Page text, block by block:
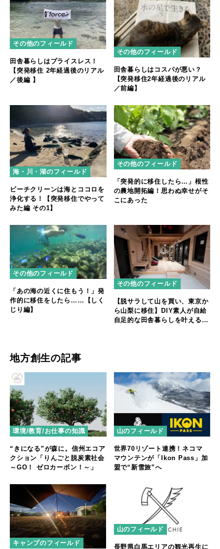
その他のフィールド
田舎暮らしはプライスレス！
【突発移住 2年経過後のリアル
／後編 】
その他のフィールド
田舎暮らしはコスパが悪い？
【突発移住2年経過後のリアル
／前編】
海・川・湖のフィールド
ビーチクリーンは海とココロを
浄化する！【突発移住でやって
みた編 その1】
その他のフィールド
「突発的に移住したら…」根性
の農地開拓編！思わぬ幸せがそ
こにあった
その他のフィールド
「あの海の近くに住もう！」発
作的に移住をしたら……【しく
じり編】
その他のフィールド
【脱サラして山を買い、東京か
ら山梨に移住】DIY素人が自給
自足的な田舎暮らしを叶えるま
地方創生の記事
環境/教育/お仕事の知識
“きになる”が森に。信州エコア
クション「りんごと脱炭素社会
～GO！ ゼロカーボン！～」
山のフィールド
世界70リゾート連携！ネコマ
マウンテンが「Ikon Pass」加
盟で“新雪旅”へ
キャンプのフィールド
山のフィールド
長野県白馬エリアの観光再生に